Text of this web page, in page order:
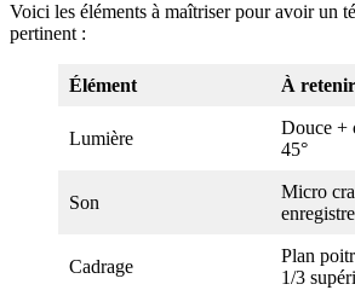
Voici les éléments à maîtriser pour avoir un
pertinent :
Élément À retenir
Lumière
Douce +
45°
Son
Micro
Cadrage
Plan
1/3